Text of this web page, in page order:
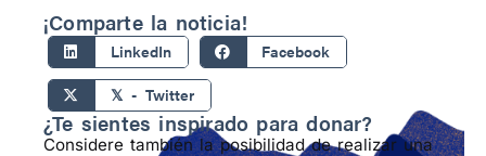
¡Comparte la noticia!
LinkedIn Facebook
𝕏 - Twitter
¿Te sientes inspirado para donar?
Considere también la posibilidad de realizar una